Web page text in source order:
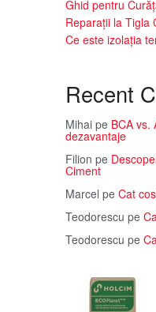
Ghid pentru
Reparații la Tigla
Ce este izolația
Recent
Mihai pe BCA vs.
dezavantaje
Filion pe
Ciment
Marcel pe Cat
Teodorescu pe
Teodorescu pe